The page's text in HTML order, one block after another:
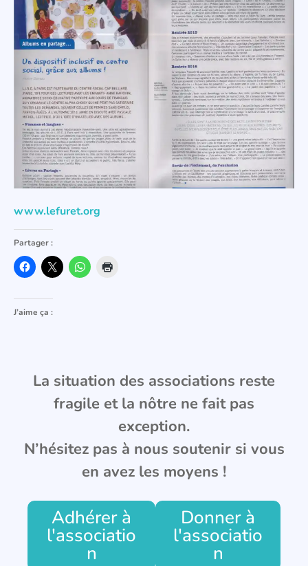
www.lefuret.org
Partager :
J’aime ça :
La situation des associations reste
fragile et la nôtre ne fait pas
exception.
N’hésitez pas à nous soutenir si vous
en avez les moyens !
Adhérer à
l'associatio
n
Donner à
l'associatio
n